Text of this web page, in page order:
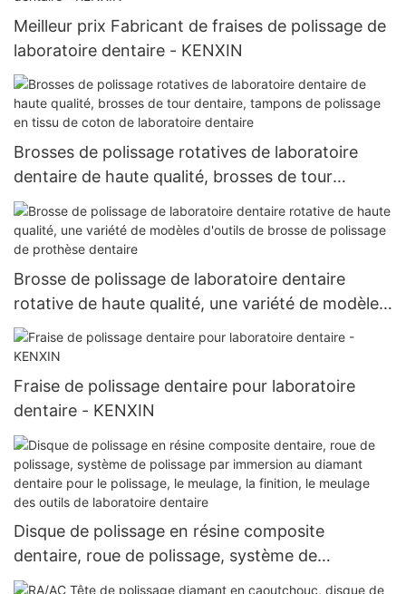
Meilleur prix Fabricant de fraises de polissage de
laboratoire dentaire - KENXIN
Brosses de polissage rotatives de laboratoire
dentaire de haute qualité, brosses de tour
dentaire, tampons de polissage en tissu de coton
de laboratoire dentaire
Brosse de polissage de laboratoire dentaire
rotative de haute qualité, une variété de modèles
d'outils de brosse de polissage de prothèse
dentaire
Fraise de polissage dentaire pour laboratoire
dentaire - KENXIN
Disque de polissage en résine composite
dentaire, roue de polissage, système de
polissage par immersion au diamant dentaire